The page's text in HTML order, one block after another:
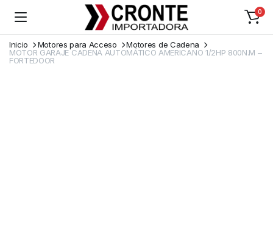
0
Inicio Motores para Acceso
Motores de Cadena
MOTOR GARAJE CADENA AUTOMÁTICO AMERICANO 1/2HP 800N.M –
FORTEDOOR